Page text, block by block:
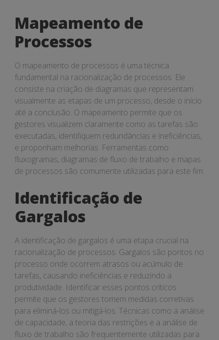
Mapeamento de
Processos
O mapeamento de processos é uma técnica
fundamental na racionalização de processos. Ele
consiste na criação de diagramas que representam
visualmente as etapas de um processo, desde o início
até a conclusão. O mapeamento permite que os
gestores visualizem claramente como as tarefas são
executadas, identifiquem redundâncias e ineficiências,
e proponham melhorias. Ferramentas como
fluxogramas, diagramas de fluxo de trabalho e mapas
de processos são comumente utilizadas para este fim.
Identificação de
Gargalos
A identificação de gargalos é uma etapa crucial na
racionalização de processos. Gargalos são pontos no
processo onde ocorrem atrasos ou acúmulo de
tarefas, causando ineficiências e reduzindo a
produtividade. Identificar esses pontos críticos
permite que os gestores tomem medidas corretivas
para eliminá-los ou mitigá-los. Técnicas como a análise
de capacidade, a teoria das restrições e a análise de
fluxo de trabalho são frequentemente utilizadas para